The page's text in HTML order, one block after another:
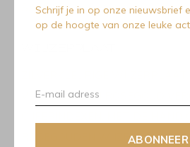
Schrijf je in op onze nieuwsbrief
op de hoogte van onze leuke
ABONNEER
SAFFIERGLAS.
VERSIERING EN ROSÉGOUD
ROSÉGOUDEN WIJZERS.